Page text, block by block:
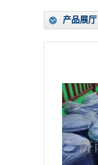
产品展厅